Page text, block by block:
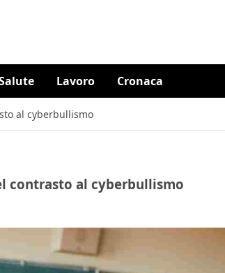
Lavoro Cronaca
al cyberbullismo
contrasto al cyberbullismo